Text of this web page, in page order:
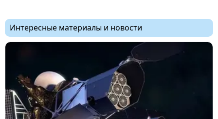
Интересные материалы и новости